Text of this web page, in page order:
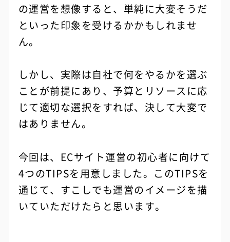
の運営を想像すると、単純に大変そうだ
といった印象を受けるかかもしれませ
ん。
しかし、実際は自社で何をやるかを選ぶ
ことが前提にあり、予算とリソースに応
じて適切な選択をすれば、決して大変で
はありません。
今回は、ECサイト運営の初心者に向けて
4つのTIPSを用意しました。このTIPSを
通じて、すこしでも運営のイメージを描
いていただけたらと思います。